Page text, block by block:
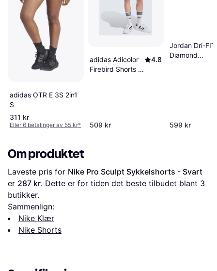
adidas OTR E 3S 2in1
S
311 kr
Eller 6 betalinger av 55 kr*
adidas Adicolor
Firebird Shorts -
4.8
509 kr
Jordan Dri-FIT
Diamond
599 kr
Om produktet
Laveste pris for Nike Pro Sculpt Sykkelshorts - Svart
er 287 kr. Dette er for tiden det beste tilbudet blant 3
butikker.
Sammenlign:
Nike Klær
Nike Shorts